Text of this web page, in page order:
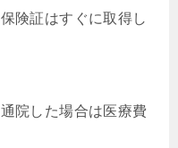
険証はすぐに取得し
院した場合は医療費